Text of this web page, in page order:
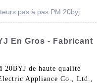
pas à pas PM 20byj
En Gros - Fabricant
20BYJ de haute qualité
Appliance Co., Ltd.,